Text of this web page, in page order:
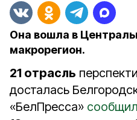
Она вошла в
макрорегион.
21 отрасль
досталась
«БелПресса»